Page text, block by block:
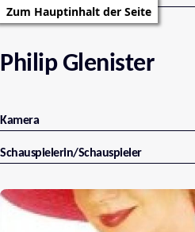
Zum Hauptinhalt der Seite
Philip Glenister
Kamera
Schauspielerin/Schauspieler